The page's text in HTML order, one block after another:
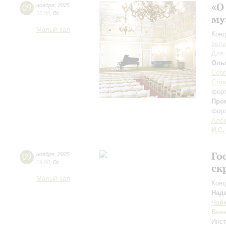
09 ноября 2025
15:00 Вс
Малый зал
Для
И.С.
09 ноября 2025
19:00 Вс
Малый зал